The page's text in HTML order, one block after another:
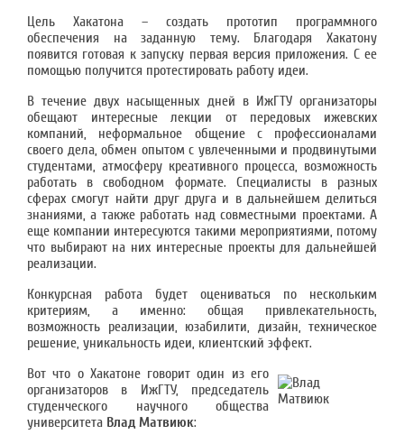
Цель Хакатона – создать прототип программного
обеспечения на заданную тему. Благодаря Хакатону
появится готовая к запуску первая версия приложения. С ее
помощью получится протестировать работу идеи.
В течение двух насыщенных дней в ИжГТУ организаторы
обещают интересные лекции от передовых ижевских
компаний, неформальное общение с профессионалами
своего дела, обмен опытом с увлеченными и продвинутыми
студентами, атмосферу креативного процесса, возможность
работать в свободном формате. Специалисты в разных
сферах смогут найти друг друга и в дальнейшем делиться
знаниями, а также работать над совместными проектами. А
еще компании интересуются такими мероприятиями, потому
что выбирают на них интересные проекты для дальнейшей
реализации.
Конкурсная работа будет оцениваться по нескольким
критериям, а именно: общая привлекательность,
возможность реализации, юзабилити, дизайн, техническое
решение, уникальность идеи, клиентский эффект.
Вот что о Хакатоне говорит один из его
организаторов в ИжГТУ, председатель
студенческого научного общества
университета Влад Матвиюк: